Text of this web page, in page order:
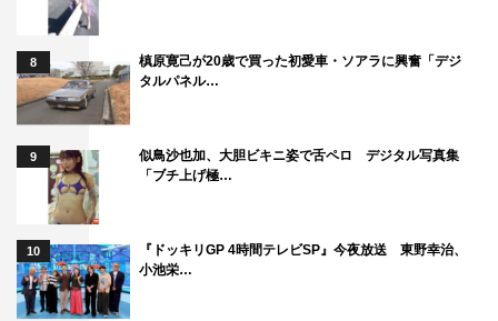
8
槙原寛己が20歳で買った初愛車・ソアラに興奮「デジ
タルパネル…
9
似鳥沙也加、大胆ビキニ姿で舌ペロ デジタル写真集
「ブチ上げ極…
10
『ドッキリGP 4時間テレビSP』今夜放送 東野幸治、
小池栄…